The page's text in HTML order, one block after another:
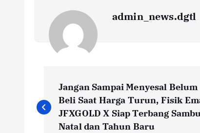
admin_news.dgtl
Jangan Sampai Menyesal Belum
Beli Saat Harga Turun, Fisik
JFXGOLD X Siap Terbang
Natal dan Tahun Baru